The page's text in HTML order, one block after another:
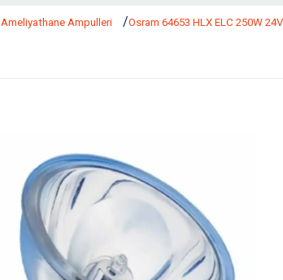
Ameliyathane Ampulleri Osram 64653 HLX ELC 250W